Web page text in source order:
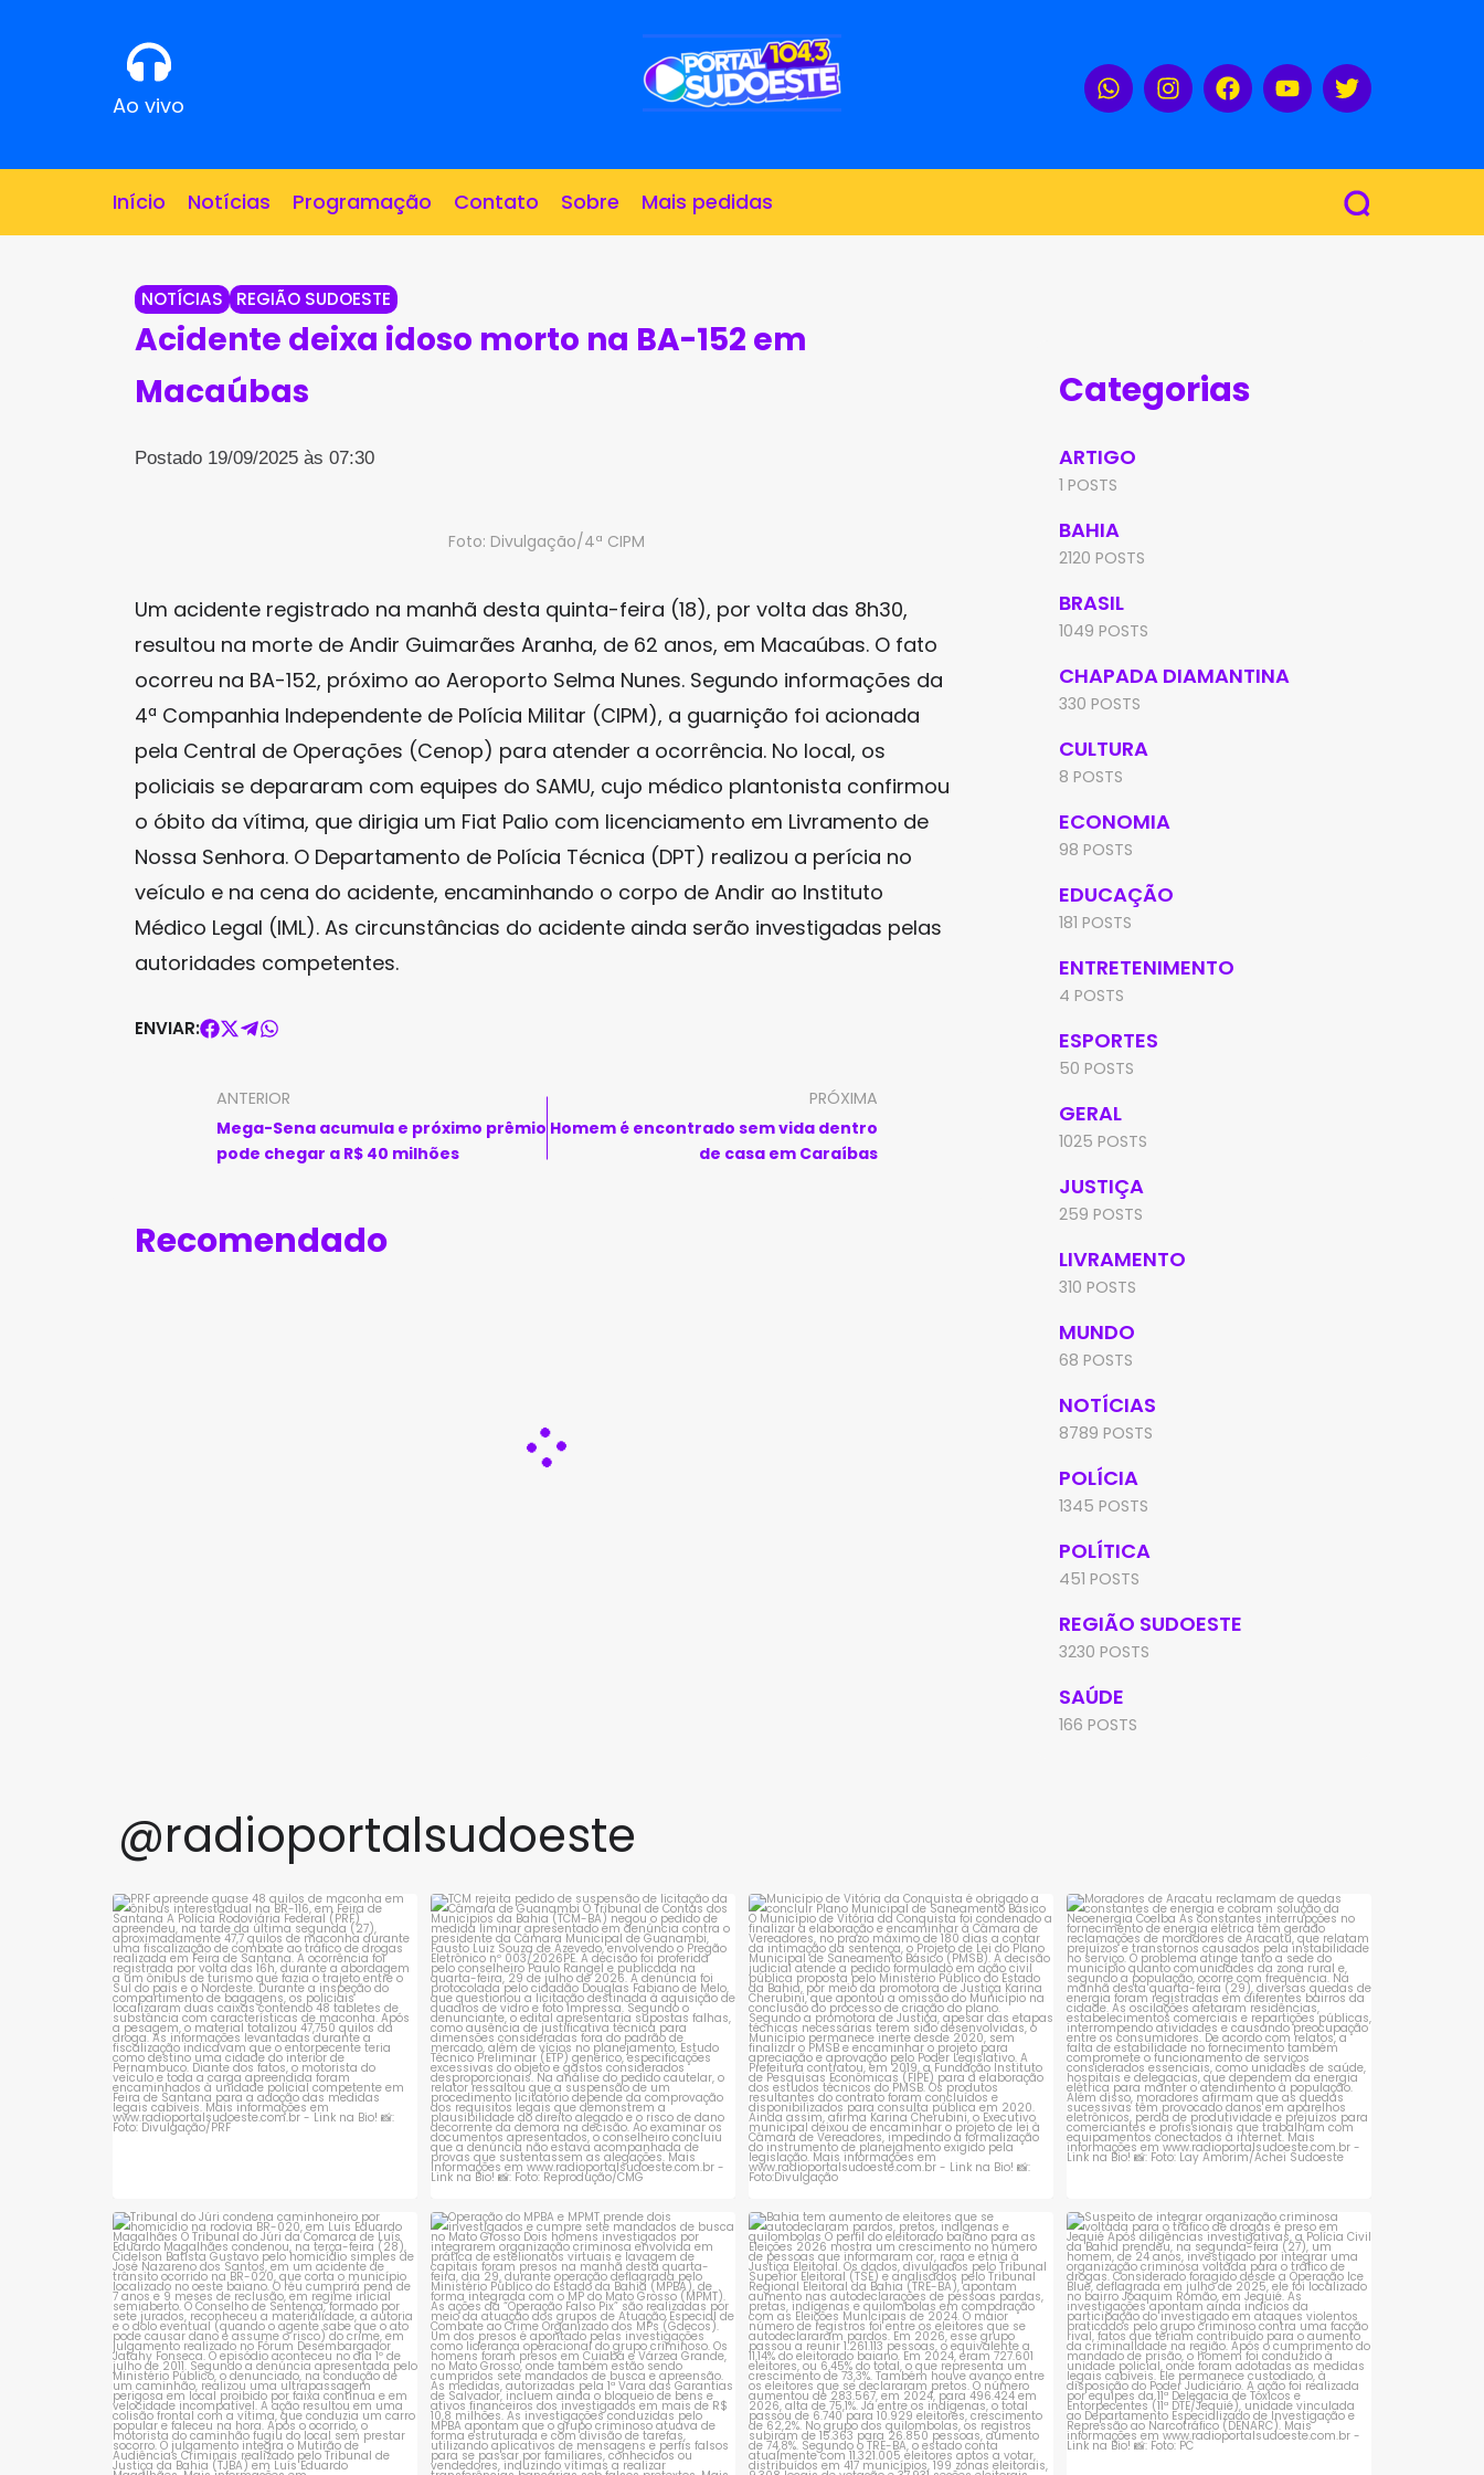
Ao vivo
Início Notícias Programação Contato Sobre Mais pedidas
NOTÍCIAS REGIÃO SUDOESTE
Acidente deixa idoso morto na BA-152 em
Macaúbas
Postado 19/09/2025 às 07:30
Foto: Divulgação/4ª CIPM
Um acidente registrado na manhã desta quinta-feira (18), por volta das 8h30,
resultou na morte de Andir Guimarães Aranha, de 62 anos, em Macaúbas. O fato
ocorreu na BA-152, próximo ao Aeroporto Selma Nunes. Segundo informações da
4ª Companhia Independente de Polícia Militar (CIPM), a guarnição foi acionada
pela Central de Operações (Cenop) para atender a ocorrência. No local, os
policiais se depararam com equipes do SAMU, cujo médico plantonista confirmou
o óbito da vítima, que dirigia um Fiat Palio com licenciamento em Livramento de
Nossa Senhora. O Departamento de Polícia Técnica (DPT) realizou a perícia no
veículo e na cena do acidente, encaminhando o corpo de Andir ao Instituto
Médico Legal (IML). As circunstâncias do acidente ainda serão investigadas pelas
autoridades competentes.
ENVIAR:
ANTERIOR
Mega-Sena acumula e próximo prêmio
pode chegar a R$ 40 milhões
PRÓXIMA
Homem é encontrado sem vida dentro
de casa em Caraíbas
Recomendado
Categorias
ARTIGO
1 POSTS
BAHIA
2120 POSTS
BRASIL
1049 POSTS
CHAPADA DIAMANTINA
330 POSTS
CULTURA
8 POSTS
ECONOMIA
98 POSTS
EDUCAÇÃO
181 POSTS
ENTRETENIMENTO
4 POSTS
ESPORTES
50 POSTS
GERAL
1025 POSTS
JUSTIÇA
259 POSTS
LIVRAMENTO
310 POSTS
MUNDO
68 POSTS
NOTÍCIAS
8789 POSTS
POLÍCIA
1345 POSTS
POLÍTICA
451 POSTS
REGIÃO SUDOESTE
3230 POSTS
SAÚDE
166 POSTS
@radioportalsudoeste
PRF apreende quase 48 quilos de maconha
em ônibus...
1 0
TCM rejeita pedido de suspensão de
licitação da...
1 0
Município de Vitória da Conquista é
obrigado a...
1 0
Moradores de Aracatu reclamam de
quedas constantes...
1 0
Tribunal do Júri condena caminhoneiro
por...
1 0
Operação do MPBA e MPMT prende dois
investigados e...
1 0
Bahia tem aumento de eleitores que se
autodeclaram...
1 0
Suspeito de integrar organização criminosa
voltada...
1 0